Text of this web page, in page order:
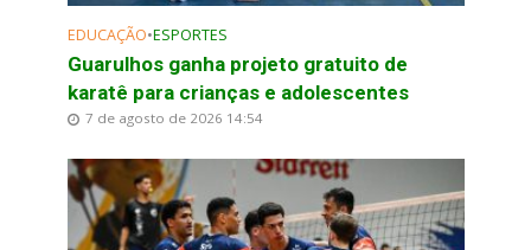
EDUCAÇÃO•ESPORTES
Guarulhos ganha projeto gratuito de
karatê para crianças e adolescentes
7 de agosto de 2026 14:54